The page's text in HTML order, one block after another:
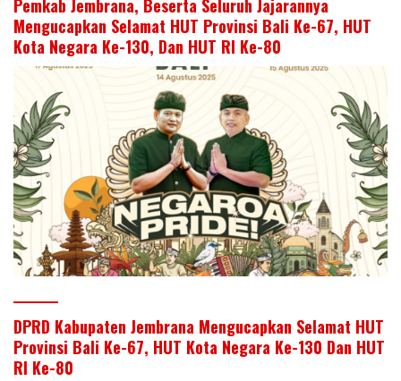
Pemkab Jembrana, Beserta Seluruh Jajarannya
Mengucapkan Selamat HUT Provinsi Bali Ke-67, HUT
Kota Negara Ke-130, Dan HUT RI Ke-80
DPRD Kabupaten Jembrana Mengucapkan Selamat HUT
Provinsi Bali Ke-67, HUT Kota Negara Ke-130 Dan HUT
RI Ke-80